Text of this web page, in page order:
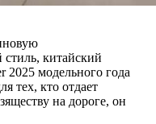
китайский
2025 модельного года
тех, кто отдает
на дороге, он